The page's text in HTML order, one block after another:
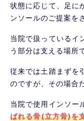
状態に応じて、足に
ンソールのご提案を
当院で扱っているイ
う部分は支える場所
従来では土踏まずを
のですが、その場合
当院で使用インソー
ばれる骨(立方骨)を